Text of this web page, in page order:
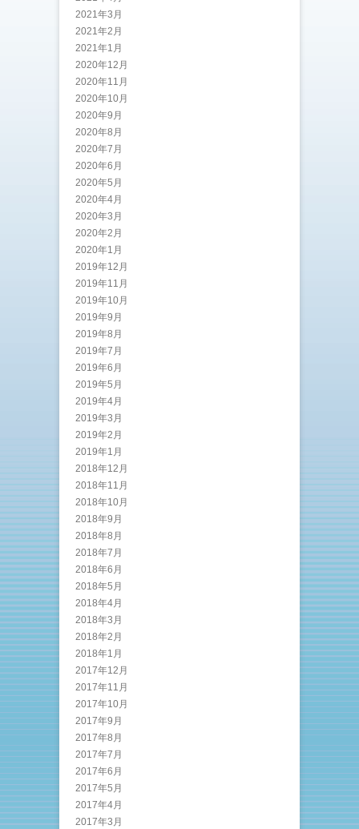
2021年3月
2021年2月
2021年1月
2020年12月
2020年11月
2020年10月
2020年9月
2020年8月
2020年7月
2020年6月
2020年5月
2020年4月
2020年3月
2020年2月
2020年1月
2019年12月
2019年11月
2019年10月
2019年9月
2019年8月
2019年7月
2019年6月
2019年5月
2019年4月
2019年3月
2019年2月
2019年1月
2018年12月
2018年11月
2018年10月
2018年9月
2018年8月
2018年7月
2018年6月
2018年5月
2018年4月
2018年3月
2018年2月
2018年1月
2017年12月
2017年11月
2017年10月
2017年9月
2017年8月
2017年7月
2017年6月
2017年5月
2017年4月
2017年3月